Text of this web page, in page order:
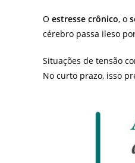
O estresse crônico, o
cérebro passa ileso
Situações de tensão
No curto prazo, isso